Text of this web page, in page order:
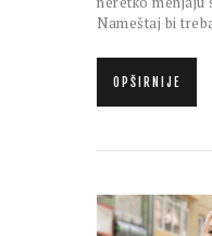
Nameštaj bi
OPŠIRNIJE